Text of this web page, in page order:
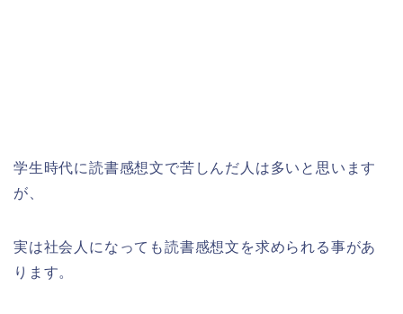
学生時代に読書感想文で苦しんだ人は多いと思います
が、
実は社会人になっても読書感想文を求められる事があ
ります。